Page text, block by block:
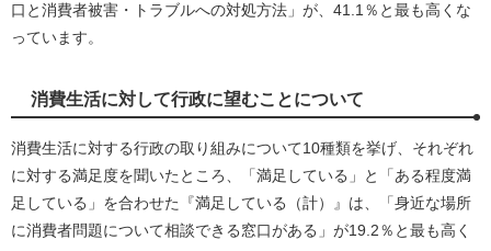
口と消費者被害・トラブルへの対処方法」が、41.1％と最も高くな
っています。
消費生活に対して行政に望むことについて
消費生活に対する行政の取り組みについて10種類を挙げ、それぞれ
に対する満足度を聞いたところ、「満足している」と「ある程度満
足している」を合わせた『満足している（計）』は、「身近な場所
に消費者問題について相談できる窓口がある」が19.2％と最も高く